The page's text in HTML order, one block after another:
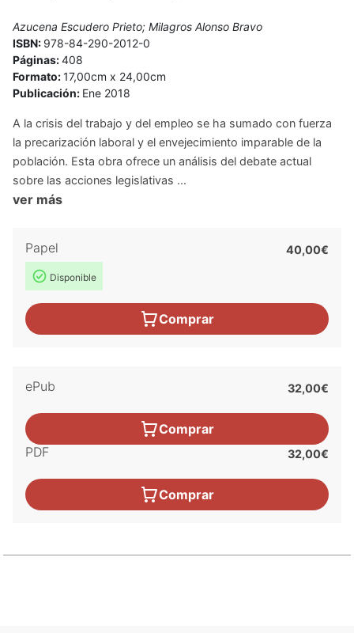
Azucena Escudero Prieto; Milagros Alonso Bravo
ISBN: 978-84-290-2012-0
Páginas:408
Formato:17,00cm x 24,00cm
Publicación: Ene 2018
A la crisis del trabajo y del empleo se ha sumado con fuerza
la precarización laboral y el envejecimiento imparable de la
población. Esta obra ofrece un análisis del debate actual
sobre las acciones legislativas ...
ver más
Papel
Disponible
40,00€
Comprar
ePub 32,00€
Comprar
PDF
32,00€
Comprar